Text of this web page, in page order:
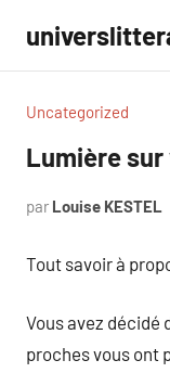
contenu
Uncategorized
Lumière
par Louise KESTEL
Tout savoir à
Vous avez décidé
proches vous ont